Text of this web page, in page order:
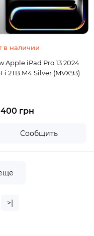
в наличии
Apple iPad Pro 13 2024
2TB M4 Silver (MVX93)
грн
Сообщить
>|